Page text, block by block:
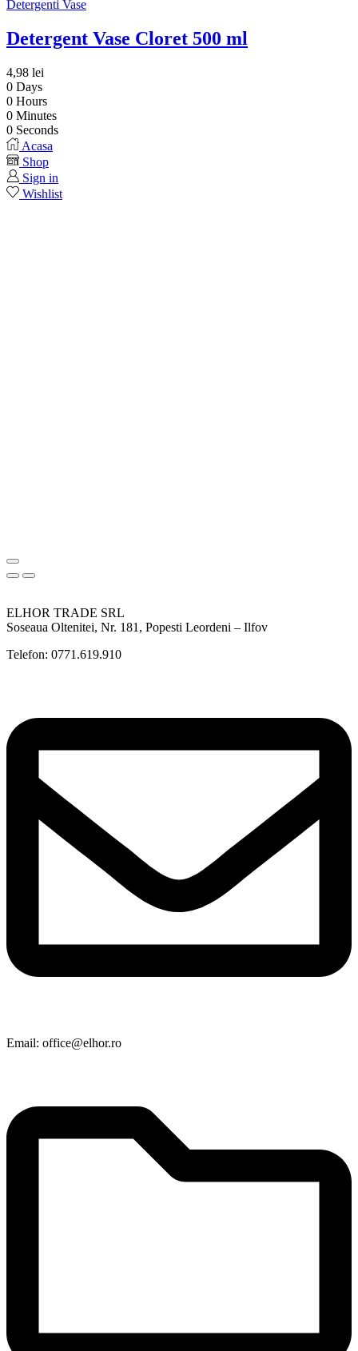
Detergenti Vase
Detergent Vase Cloret 500 ml
4,98 lei
0 Days
0 Hours
0 Minutes
0 Seconds
Acasa
Shop
Sign in
Wishlist
ELHOR TRADE SRL
Soseaua Oltenitei, Nr. 181, Popesti Leordeni – Ilfov
Telefon: 0771.619.910
Email: office@elhor.ro